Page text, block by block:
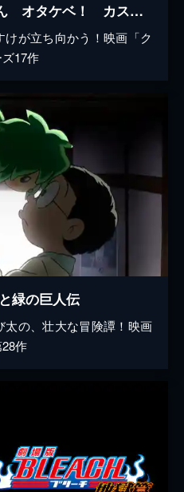
映画クレヨンしんちゃん オタケベ！ カスカベ野生王国
が立ち向かう！映画「ク
17作
緑の巨人伝
の、壮大な冒険譚！映画
作